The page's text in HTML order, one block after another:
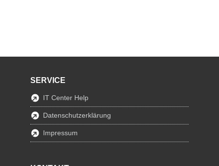
SERVICE
IT Center Help
Datenschutzerklärung
Impressum